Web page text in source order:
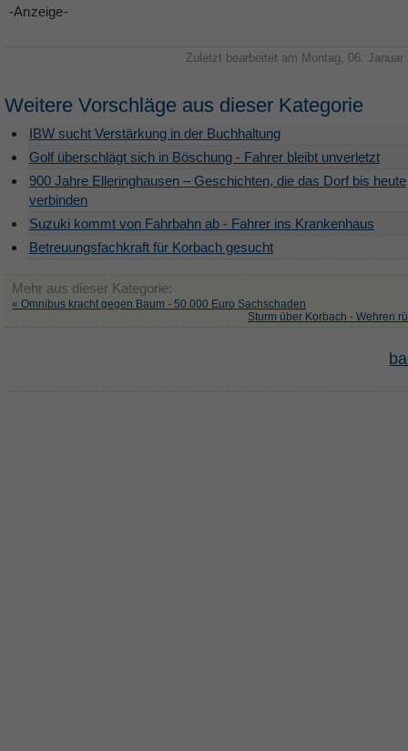
-Anzeige-
Zuletzt bearbeitet am Montag, 06. Januar
Weitere Vorschläge aus dieser Kategorie
IBW sucht Verstärkung in der Buchhaltung
Golf überschlägt sich in Böschung - Fahrer bleibt unverletzt
900 Jahre Elleringhausen – Geschichten, die das Dorf bis heute
verbinden
Suzuki kommt von Fahrbahn ab - Fahrer ins Krankenhaus
Betreuungsfachkraft für Korbach gesucht
Mehr aus dieser Kategorie:
« Omnibus kracht gegen Baum - 50.000 Euro Sachschaden
Sturm über Korbach - Wehren